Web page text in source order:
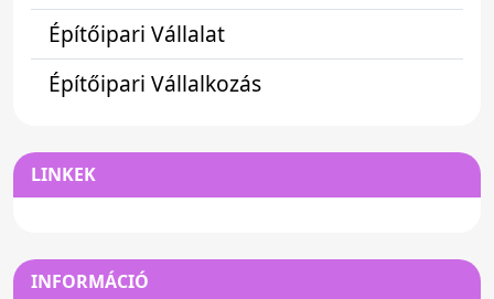
Építőipari Vállalat
Építőipari Vállalkozás
LINKEK
INFORMÁCIÓ